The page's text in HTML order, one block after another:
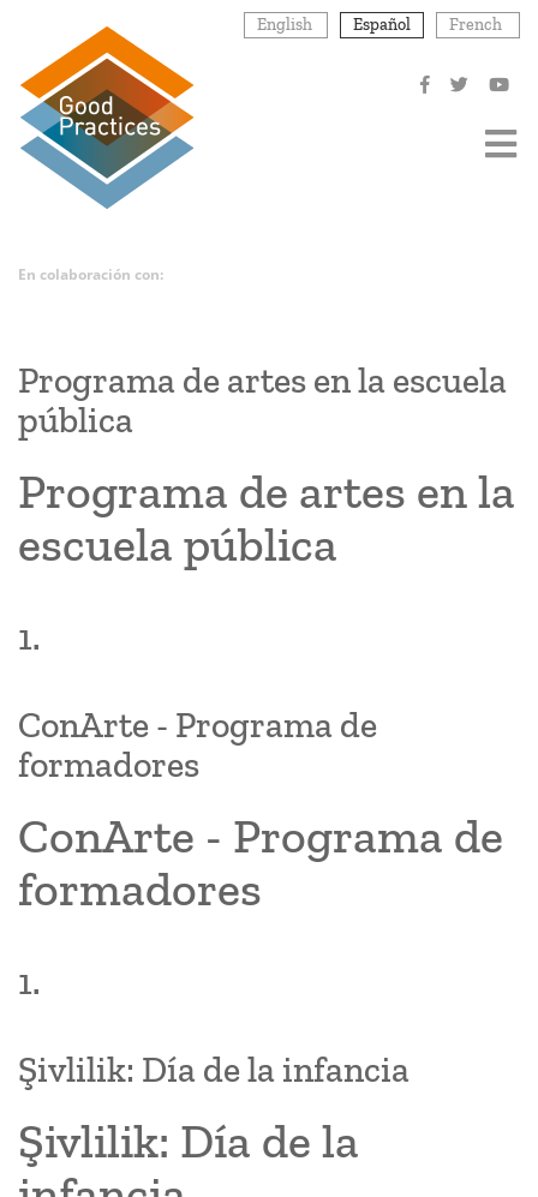
contenido
principal
English Español French
En colaboración con:
Programa de artes en la escuela
pública
Programa de artes en la
escuela pública
1.
ConArte - Programa de
formadores
ConArte - Programa de
formadores
1.
Şivlilik: Día de la infancia
Şivlilik: Día de la